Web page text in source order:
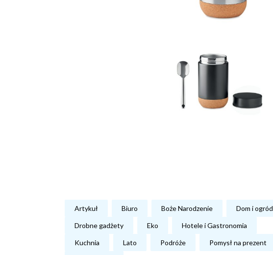
Artykuł Biuro Boże Narodzenie Dom i ogród
Drobne gadżety Eko Hotele i Gastronomia
Kuchnia Lato Podróże Pomysł na prezent